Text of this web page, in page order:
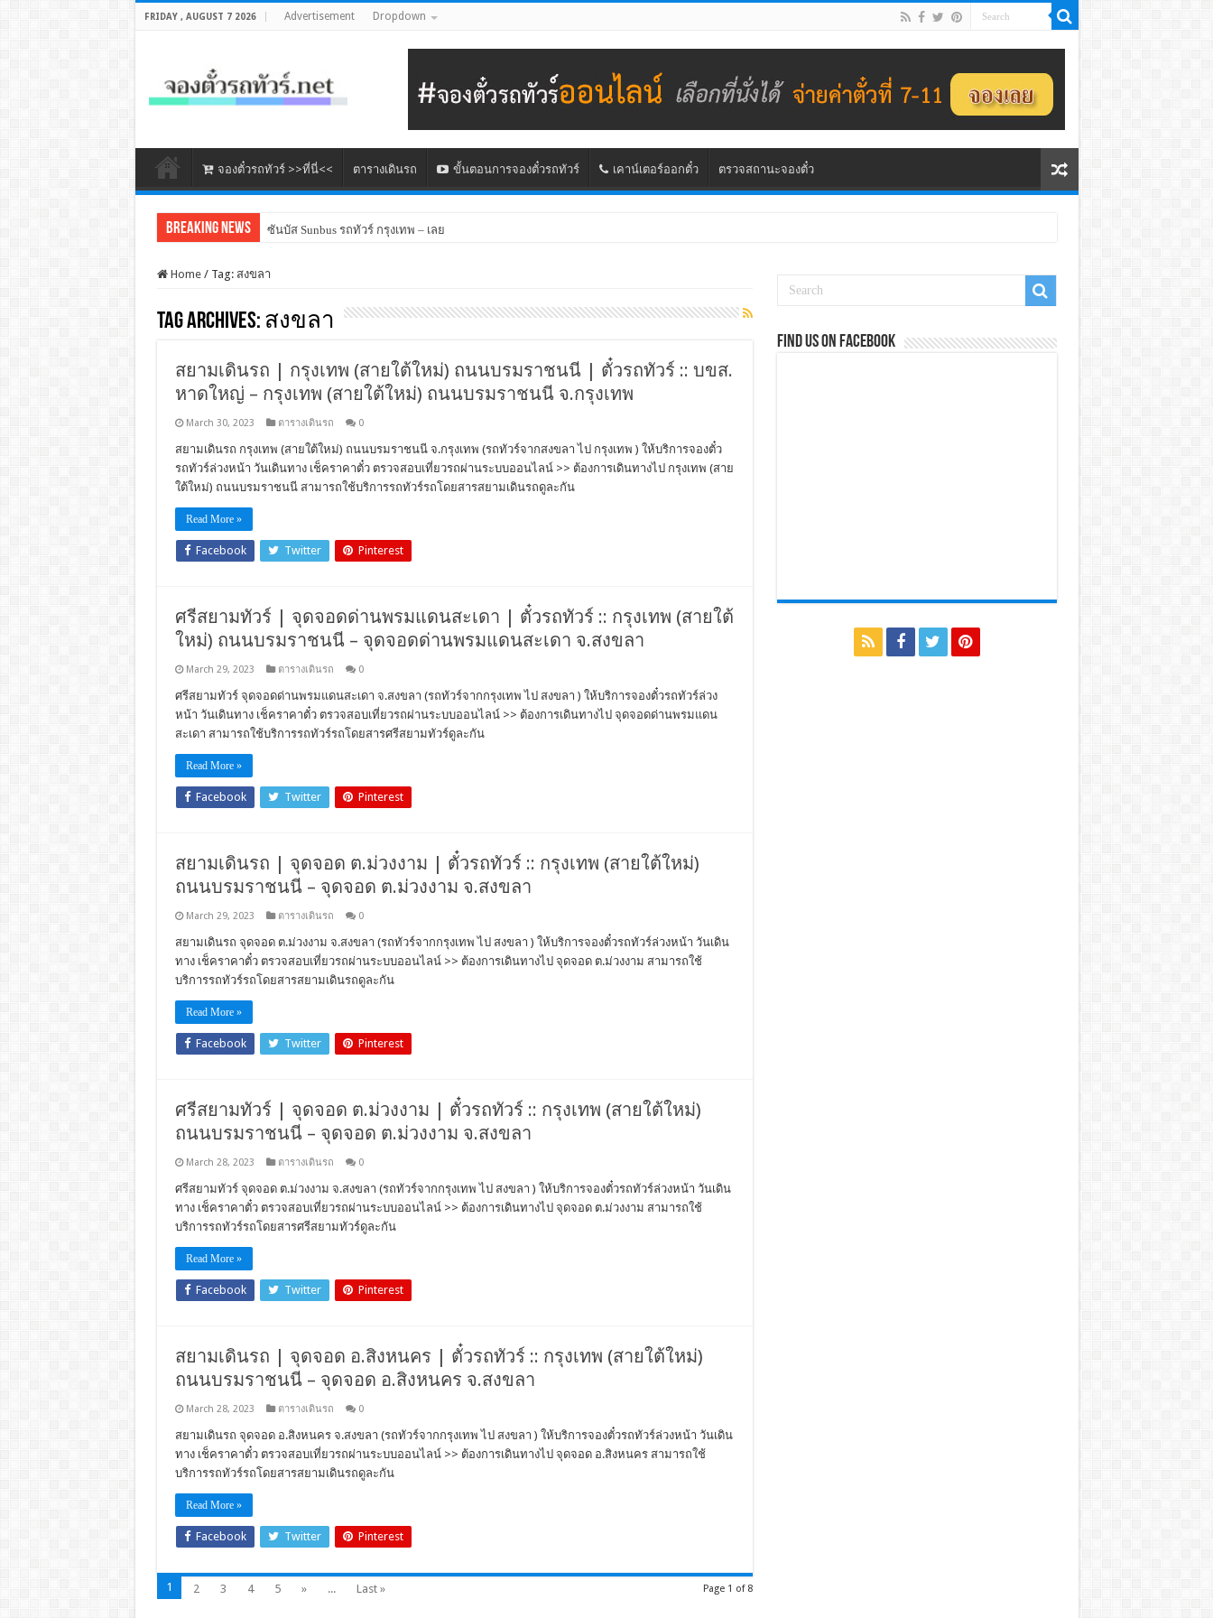
FRIDAY , AUGUST 7 2026 Advertisement Dropdown
จองตั๋วรถทัวร์ >>ที่นี่<< ตารางเดินรถ ขั้นตอนการจองตั๋วรถทัวร์ เคาน์เตอร์ออกตั๋ว ตรวจสถานะจองตั๋ว
Breaking News ซันบัส Sunbus รถทัวร์ กรุงเทพ – เลย
Home / Tag: สงขลา
Tag Archives: สงขลา
สยามเดินรถ | กรุงเทพ (สายใต้ใหม่) ถนนบรมราชนนี | ตั๋วรถทัวร์ :: บขส.
หาดใหญ่ – กรุงเทพ (สายใต้ใหม่) ถนนบรมราชนนี จ.กรุงเทพ
March 30, 2023 ตารางเดินรถ 0
สยามเดินรถ กรุงเทพ (สายใต้ใหม่) ถนนบรมราชนนี จ.กรุงเทพ (รถทัวร์จากสงขลา ไป กรุงเทพ ) ให้บริการจองตั๋ว
รถทัวร์ล่วงหน้า วันเดินทาง เช็คราคาตั๋ว ตรวจสอบเที่ยวรถผ่านระบบออนไลน์ >> ต้องการเดินทางไป กรุงเทพ (สาย
ใต้ใหม่) ถนนบรมราชนนี สามารถใช้บริการรถทัวร์รถโดยสารสยามเดินรถดูละกัน
Read More »
Facebook Twitter Pinterest
ศรีสยามทัวร์ | จุดจอดด่านพรมแดนสะเดา | ตั๋วรถทัวร์ :: กรุงเทพ (สายใต้
ใหม่) ถนนบรมราชนนี – จุดจอดด่านพรมแดนสะเดา จ.สงขลา
March 29, 2023 ตารางเดินรถ 0
ศรีสยามทัวร์ จุดจอดด่านพรมแดนสะเดา จ.สงขลา (รถทัวร์จากกรุงเทพ ไป สงขลา ) ให้บริการจองตั๋วรถทัวร์ล่วง
หน้า วันเดินทาง เช็คราคาตั๋ว ตรวจสอบเที่ยวรถผ่านระบบออนไลน์ >> ต้องการเดินทางไป จุดจอดด่านพรมแดน
สะเดา สามารถใช้บริการรถทัวร์รถโดยสารศรีสยามทัวร์ดูละกัน
Read More »
Facebook Twitter Pinterest
สยามเดินรถ | จุดจอด ต.ม่วงงาม | ตั๋วรถทัวร์ :: กรุงเทพ (สายใต้ใหม่)
ถนนบรมราชนนี – จุดจอด ต.ม่วงงาม จ.สงขลา
March 29, 2023 ตารางเดินรถ 0
สยามเดินรถ จุดจอด ต.ม่วงงาม จ.สงขลา (รถทัวร์จากกรุงเทพ ไป สงขลา ) ให้บริการจองตั๋วรถทัวร์ล่วงหน้า วันเดิน
ทาง เช็คราคาตั๋ว ตรวจสอบเที่ยวรถผ่านระบบออนไลน์ >> ต้องการเดินทางไป จุดจอด ต.ม่วงงาม สามารถใช้
บริการรถทัวร์รถโดยสารสยามเดินรถดูละกัน
Read More »
Facebook Twitter Pinterest
ศรีสยามทัวร์ | จุดจอด ต.ม่วงงาม | ตั๋วรถทัวร์ :: กรุงเทพ (สายใต้ใหม่)
ถนนบรมราชนนี – จุดจอด ต.ม่วงงาม จ.สงขลา
March 28, 2023 ตารางเดินรถ 0
ศรีสยามทัวร์ จุดจอด ต.ม่วงงาม จ.สงขลา (รถทัวร์จากกรุงเทพ ไป สงขลา ) ให้บริการจองตั๋วรถทัวร์ล่วงหน้า วันเดิน
ทาง เช็คราคาตั๋ว ตรวจสอบเที่ยวรถผ่านระบบออนไลน์ >> ต้องการเดินทางไป จุดจอด ต.ม่วงงาม สามารถใช้
บริการรถทัวร์รถโดยสารศรีสยามทัวร์ดูละกัน
Read More »
Facebook Twitter Pinterest
สยามเดินรถ | จุดจอด อ.สิงหนคร | ตั๋วรถทัวร์ :: กรุงเทพ (สายใต้ใหม่)
ถนนบรมราชนนี – จุดจอด อ.สิงหนคร จ.สงขลา
March 28, 2023 ตารางเดินรถ 0
สยามเดินรถ จุดจอด อ.สิงหนคร จ.สงขลา (รถทัวร์จากกรุงเทพ ไป สงขลา ) ให้บริการจองตั๋วรถทัวร์ล่วงหน้า วันเดิน
ทาง เช็คราคาตั๋ว ตรวจสอบเที่ยวรถผ่านระบบออนไลน์ >> ต้องการเดินทางไป จุดจอด อ.สิงหนคร สามารถใช้
บริการรถทัวร์รถโดยสารสยามเดินรถดูละกัน
Read More »
Facebook Twitter Pinterest
Page 1 of 8
1 2 3 4 5 » ... Last »
Find us on Facebook